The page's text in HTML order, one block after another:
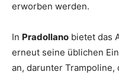
erworben werden.
In Pradollano bietet das
erneut seine üblichen
an, darunter